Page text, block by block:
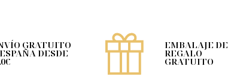
GRATUITO
DESDE
EMBALAJE DE
REGALO
GRATUITO